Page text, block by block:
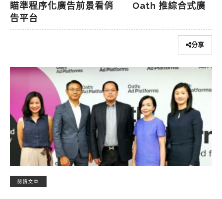
瞄準程序化廣告前景看俏 Oath 推綜合式廣
告平台
分享
閱讀文章